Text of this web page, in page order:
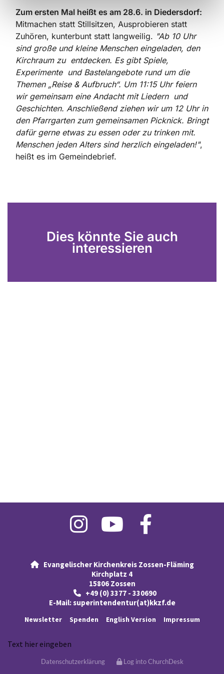
Zum ersten Mal heißt es am 28.6. in Diedersdorf:
Mitmachen statt Stillsitzen, Ausprobieren statt
Zuhören, kunterbunt statt langweilig. "Ab 10 Uhr
sind große und kleine Menschen eingeladen, den
Kirchraum zu entdecken. Es gibt Spiele,
Experimente und Bastelangebote rund um die
Themen „Reise & Aufbruch“. Um 11:15 Uhr feiern
wir gemeinsam eine Andacht mit Liedern und
Geschichten. Anschließend ziehen wir um 12 Uhr in
den Pfarrgarten zum gemeinsamen Picknick. Bringt
dafür gerne etwas zu essen oder zu trinken mit.
Menschen jeden Alters sind herzlich eingeladen!",
heißt es im Gemeindebrief.
Dies könnte Sie auch
interessieren
Evangelischer Kirchenkreis Zossen-Fläming
Kirchplatz 4
15806 Zossen

+49 (0) 3377 - 330690
E-Mail:superintendentur(at)kkzf.de
Newsletter Spenden English Version Impressum
Text hier eingeben
Datenschutzerklärung Log into ChurchDesk